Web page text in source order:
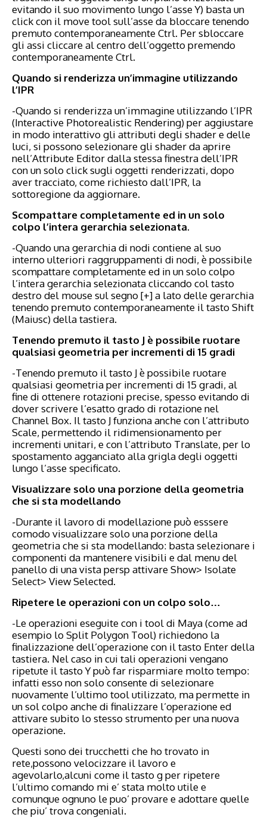
evitando il suo movimento lungo l’asse Y) basta un
click con il move tool sull’asse da bloccare tenendo
premuto contemporaneamente Ctrl. Per sbloccare
gli assi cliccare al centro dell’oggetto premendo
contemporaneamente Ctrl.
Quando si renderizza un’immagine utilizzando
l’IPR
-Quando si renderizza un’immagine utilizzando l’IPR
(Interactive Photorealistic Rendering) per aggiustare
in modo interattivo gli attributi degli shader e delle
luci, si possono selezionare gli shader da aprire
nell’Attribute Editor dalla stessa finestra dell’IPR
con un solo click sugli oggetti renderizzati, dopo
aver tracciato, come richiesto dall’IPR, la
sottoregione da aggiornare.
Scompattare completamente ed in un solo
colpo l’intera gerarchia selezionata.
-Quando una gerarchia di nodi contiene al suo
interno ulteriori raggruppamenti di nodi, è possibile
scompattare completamente ed in un solo colpo
l’intera gerarchia selezionata cliccando col tasto
destro del mouse sul segno [+] a lato delle gerarchia
tenendo premuto contemporaneamente il tasto Shift
(Maiusc) della tastiera.
Tenendo premuto il tasto J è possibile ruotare
qualsiasi geometria per incrementi di 15 gradi
-Tenendo premuto il tasto J è possibile ruotare
qualsiasi geometria per incrementi di 15 gradi, al
fine di ottenere rotazioni precise, spesso evitando di
dover scrivere l’esatto grado di rotazione nel
Channel Box. Il tasto J funziona anche con l’attributo
Scale, permettendo il ridimensionamento per
incrementi unitari, e con l’attributo Translate, per lo
spostamento agganciato alla grigla degli oggetti
lungo l’asse specificato.
Visualizzare solo una porzione della geometria
che si sta modellando
-Durante il lavoro di modellazione può esssere
comodo visualizzare solo una porzione della
geometria che si sta modellando: basta selezionare i
componenti da mantenere visibili e dal menu del
panello di una vista persp attivare Show> Isolate
Select> View Selected.
Ripetere le operazioni con un colpo solo…
-Le operazioni eseguite con i tool di Maya (come ad
esempio lo Split Polygon Tool) richiedono la
finalizzazione dell’operazione con il tasto Enter della
tastiera. Nel caso in cui tali operazioni vengano
ripetute il tasto Y può far risparmiare molto tempo:
infatti esso non solo consente di selezionare
nuovamente l’ultimo tool utilizzato, ma permette in
un sol colpo anche di finalizzare l’operazione ed
attivare subito lo stesso strumento per una nuova
operazione.
Questi sono dei trucchetti che ho trovato in
rete,possono velocizzare il lavoro e
agevolarlo,alcuni come il tasto g per ripetere
l’ultimo comando mi e’ stata molto utile e
comunque ognuno le puo’ provare e adottare quelle
che piu’ trova congeniali.